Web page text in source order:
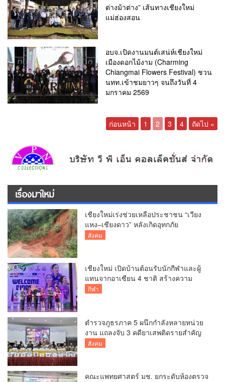
ต่างม้าต่าง” เส้นทางเชียงใหม่
แม่ฮ่องสอน
อบจ.เปิดงานมนต์เสน่ห์เชียงใหม่
เมืองดอกไม้งาม (Charming
Chiangmai Flowers Festival) ชวน
นทท.เข้าชมยาวๆ จนถึงวันที่ 4
มกราคม 2569
ก่อนหน้า 1 2 3 4 ถัดไป »
เรื่องมาใหม่
เชียงใหม่เร่งช่วยเหลือประชาชน “เวียง
แหง–เชียงดาว” หลังเกิดอุทกภัย
สังคม
เชียงใหม่ เปิดบ้านต้อนรับนักกีฬาและผู้
แทนจากอาเซียน 4 ชาติ สร้างความ
ประทับใจก่อนเปิดศึกวอลเลย์บอล BYD
กีฬา
ตำรวจภูธรภาค 5 ผนึกกำลังหลายหน่วย
งาน แถลงจับ 3 คดียาเสพติดรายสำคัญ
ยึดยาบ้ากว่า 3.2 ล้านเม็ด เฮโรอีน 8.62
สังคม
คณะแพทยศาสตร์ มช. ยกระดับห้องตรวจ